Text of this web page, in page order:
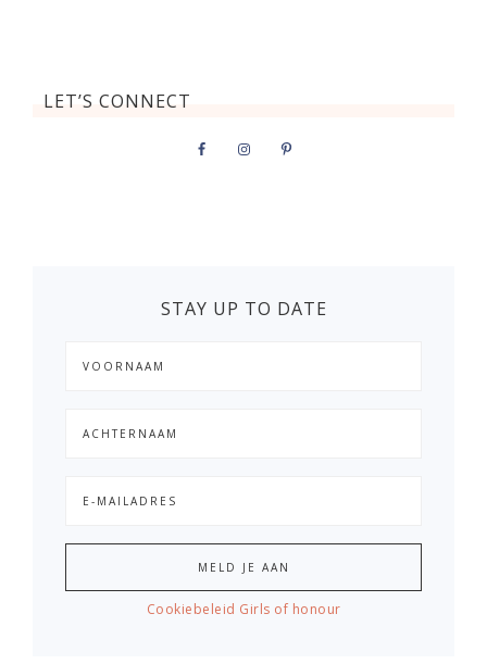
LET’S CONNECT
STAY UP TO DATE
Cookiebeleid Girls of honour